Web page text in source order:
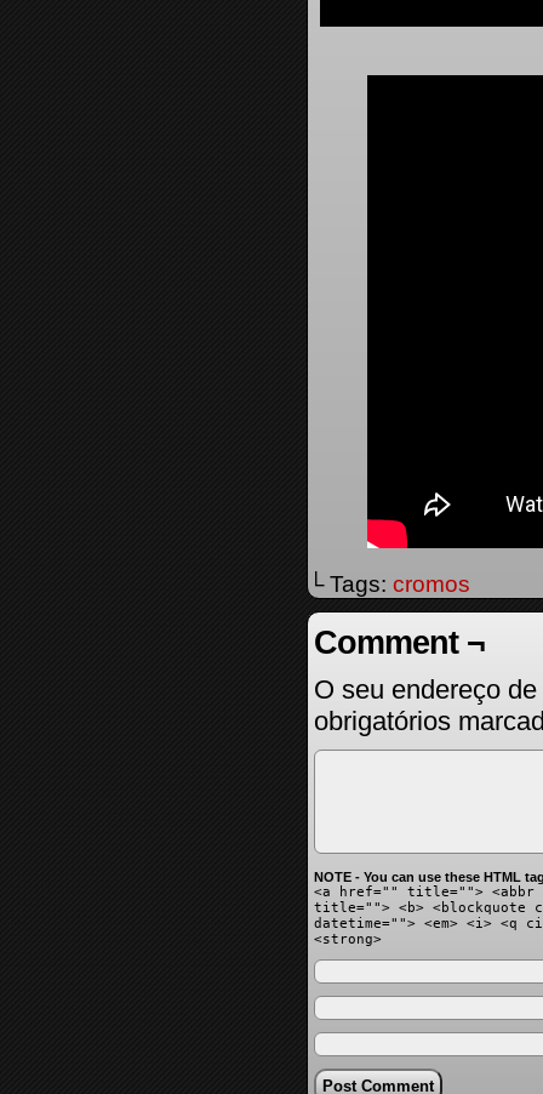
└ Tags: cromos
Comment ¬
O seu endereço
obrigatórios
NOTE - You can use these HTML
<a href="" title=""> <abbr
title=""> <b> <blockquote
datetime=""> <em> <i> <q
<strong>